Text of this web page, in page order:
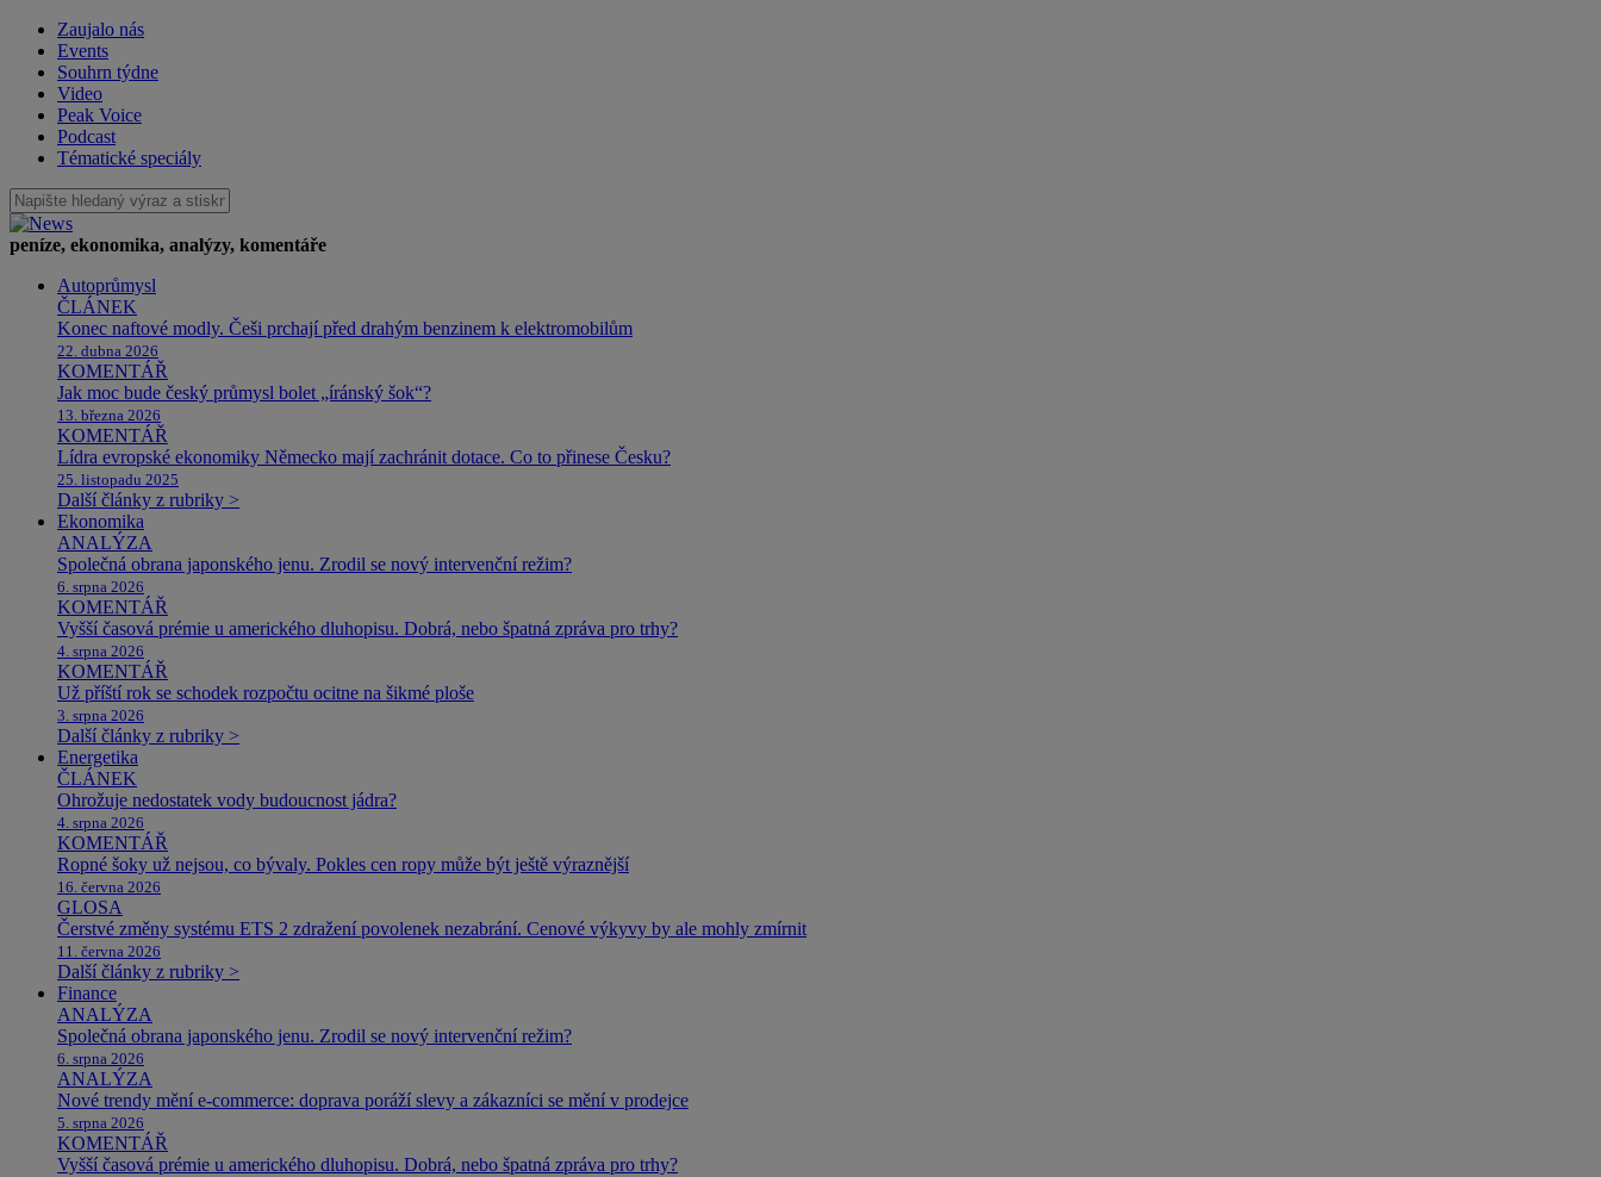
Zaujalo nás
Events
Souhrn týdne
Video
Peak Voice
Podcast
Tématické speciály
peníze, ekonomika, analýzy, komentáře
Autoprůmysl
ČLÁNEK
Konec naftové modly. Češi prchají před drahým benzinem k elektromobilům
22. dubna 2026
KOMENTÁŘ
Jak moc bude český průmysl bolet „íránský šok“?
13. března 2026
KOMENTÁŘ
Lídra evropské ekonomiky Německo mají zachránit dotace. Co to přinese Česku?
25. listopadu 2025
Další články z rubriky >
Ekonomika
ANALÝZA
Společná obrana japonského jenu. Zrodil se nový intervenční režim?
6. srpna 2026
KOMENTÁŘ
Vyšší časová prémie u amerického dluhopisu. Dobrá, nebo špatná zpráva pro trhy?
4. srpna 2026
KOMENTÁŘ
Už příští rok se schodek rozpočtu ocitne na šikmé ploše
3. srpna 2026
Další články z rubriky >
Energetika
ČLÁNEK
Ohrožuje nedostatek vody budoucnost jádra?
4. srpna 2026
KOMENTÁŘ
Ropné šoky už nejsou, co bývaly. Pokles cen ropy může být ještě výraznější
16. června 2026
GLOSA
Čerstvé změny systému ETS 2 zdražení povolenek nezabrání. Cenové výkyvy by ale mohly zmírnit
11. června 2026
Další články z rubriky >
Finance
ANALÝZA
Společná obrana japonského jenu. Zrodil se nový intervenční režim?
6. srpna 2026
ANALÝZA
Nové trendy mění e-commerce: doprava poráží slevy a zákazníci se mění v prodejce
5. srpna 2026
KOMENTÁŘ
Vyšší časová prémie u amerického dluhopisu. Dobrá, nebo špatná zpráva pro trhy?